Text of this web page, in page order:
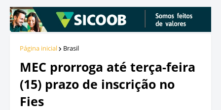
Página inicial Brasil
MEC prorroga até terça-feira
(15) prazo de inscrição no
Fies